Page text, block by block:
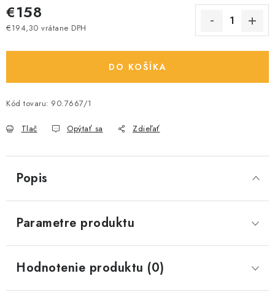
€158
€194,30 vrátane DPH
DO KOŠÍKA
Kód tovaru: 90.7667/1
Tlač Opýtať sa Zdieľať
Popis
Parametre produktu
Hodnotenie produktu (0)